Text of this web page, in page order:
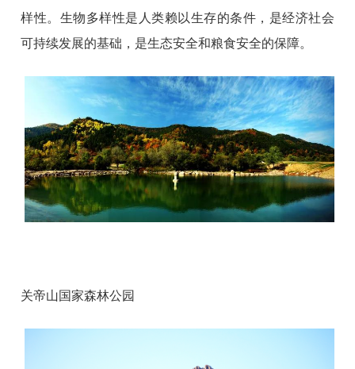
样性。生物多样性是人类赖以生存的条件，是经济社会
可持续发展的基础，是生态安全和粮食安全的保障。
关帝山国家森林公园